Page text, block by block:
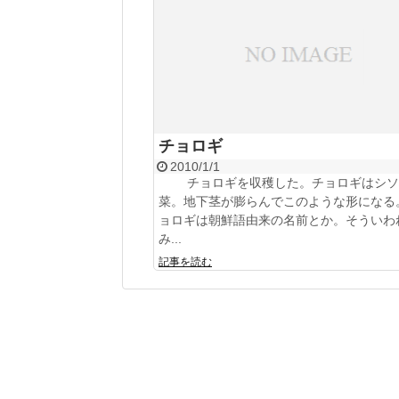
チョロギ
2010/1/1
チョロギを収穫した。チョロギはシソ
菜。地下茎が膨らんでこのような形にな
ョロギは朝鮮語由来の名前とか。そういわ
み...
記事を読む